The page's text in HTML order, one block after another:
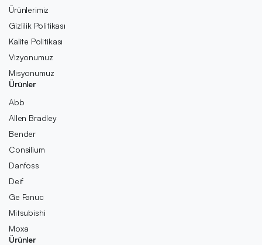
Ürünlerimiz
Gizlilik Politikası
Kalite Politikası
Vizyonumuz
Misyonumuz
Ürünler
Abb
Allen Bradley
Bender
Consilium
Danfoss
Deif
Ge Fanuc
Mitsubishi
Moxa
Ürünler